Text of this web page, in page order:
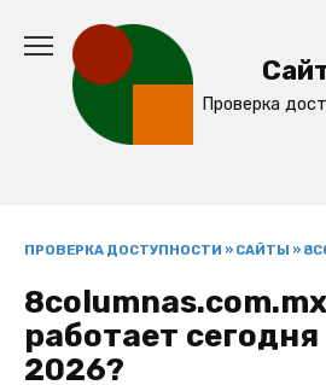
содержанию
Проверка
ПРОВЕРКА ДОСТУПНОСТИ » САЙТЫ »
работает сегодня
2026?